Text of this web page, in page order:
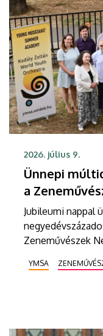
2026. július 9.
Ünnepi
a
Jubileumi nappal
Zeneművészek
évforduló
Egyetem
akadémia elmúlt
elevenítették fel
YMSA